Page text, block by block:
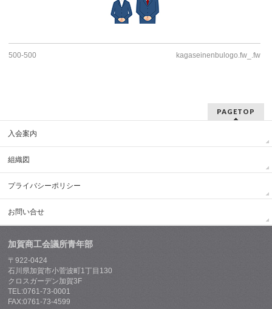
500-500 kagaseinenbulogo.fw_.fw
PAGETOP
入会案内
組織図
プライバシーポリシー
お問い合せ
加賀商工会議所青年部
〒922-0424
石川県加賀市小菅波町1丁目130
クロスガーデン加賀3F
TEL:0761-73-0001
FAX:0761-73-4599